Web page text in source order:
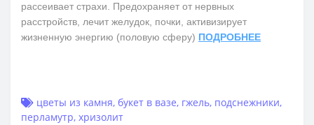
рассеивает страхи. Предохраняет от нервных
расстройств, лечит желудок, почки, активизирует
жизненную энергию (половую сферу) ПОДРОБНЕЕ
цветы из камня, букет в вазе, гжель, подснежники,
перламутр, хризолит